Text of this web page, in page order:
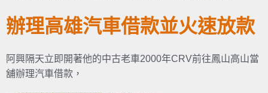
辦理高雄汽車借款並火速放款
阿興隔天立即開著他的中古老車2000年CRV前往鳳山高山當
舖辦理汽車借款，